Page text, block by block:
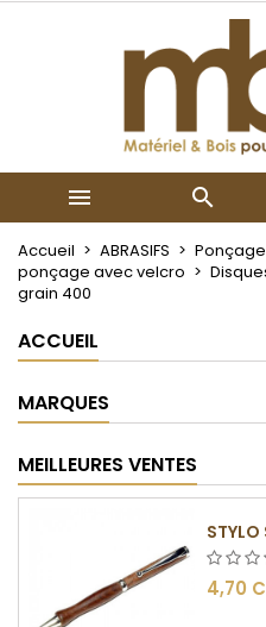
 
Accueil ABRASIFS
ponçage avec velcro
grain 400
ACCUEIL
MARQUES
MEILLEURES VENTES
STYLO
4,70
Mes listes
Créer une nouvelle liste
Créer une liste
Connexion
Vous devez être
à votre liste d'envies.